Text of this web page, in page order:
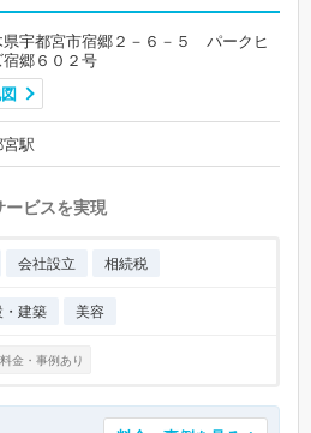
県宇都宮市宿郷２－６－５ パークヒ
宿郷６０２号
駅
ービスを実現
会社設立 相続税
・建築 美容
料金・事例あり